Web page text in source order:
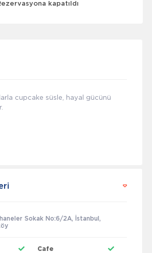
kapatıldı
cupcake süsle, hayal gücünü
Sokak No:6/2A, İstanbul,
Cafe